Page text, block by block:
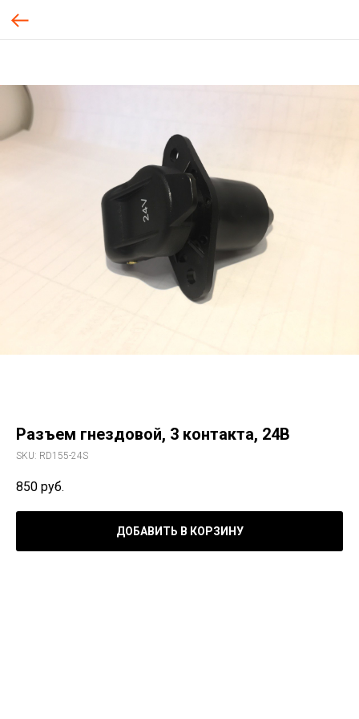
Разъем гнездовой, 3 контакта, 24В
SKU: RD155-24S
850 руб.
ДОБАВИТЬ В КОРЗИНУ